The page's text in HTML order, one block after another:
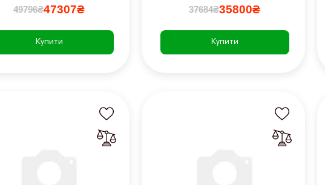
49796₴47307₴
Купити
37684₴35800₴
Купити